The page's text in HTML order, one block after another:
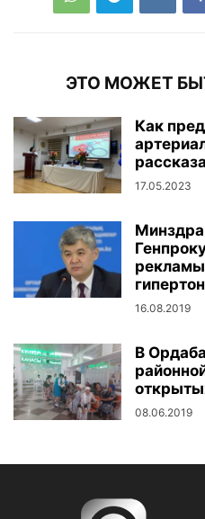
ЭТО МОЖЕТ
Как
17.05.2023
рекламы
16.08.2019
В
08.06.2019